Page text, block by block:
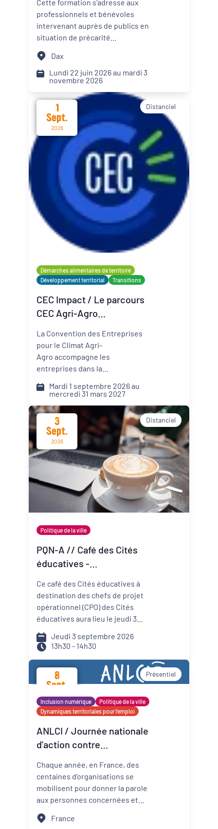
Dynamiques territoriales pour l’emploi
Transitions
Départements
Format de l'événement
Présentiel
Distanciel
Organisateur
Externe
personnes en situation de
précarité alimentaire
Cette formation s’adresse aux
professionnels et bénévoles
intervenant auprès de publics en
situation de précarité
alimentaire. Elle propose des
apports théoriques, des
échanges de pratiques et des
mises en situation afin d’intégrer
le renforcement du pouvoir
d’agir de leur public dans les
actions menées.
Dax
Lundi 22 juin 2026 au mardi 3
novembre 2026
1
Sept.
2026
Distanciel
Démarches alimentaires de territoire
Développement territorial
Transitions
CEC Impact / Le parcours
CEC Agri-Agro
Entreprises pour le Climat)
La Convention des Entreprises
pour le Climat Agri-
Agro accompagne les
entreprises dans la
face aux défis climatiques,
environnementaux et
sociétaux. Comment pérenniser
mon activité dans un monde qui
change vite ? Comment mieux
anticiper les risques et réduire
ma vulnérabilité ? Comment
construire un projet de structure
qui embarque mes
collaborateurs et mes parties
prenantes ?
Mardi 1 septembre 2026 au
mercredi 31 mars 2027
3
Sept.
2026
Distanciel
Politique de la ville
PQN-A // Café des Cités
éducatives -
prévention et la promotion
de la santé mentale
Ce café des Cités éducatives à
destination des chefs de projet
opérationnel (CPO) des Cités
éducatives aura lieu le jeudi 3
portera sur le développement
d'actions de prévention et de
promotion de la santé mentale
dans les Cités éducatives de
Jeudi 3 septembre 2026
13h30 - 14h30
8
Sept.
Présentiel
Inclusion numérique
Politique de la ville
Dynamiques territoriales pour l’emploi
ANLCI / Journée nationale
d'action contre
Chaque année, en France, des
centaines d’organisations se
mobilisent pour donner la parole
aux personnes concernées et
sur les solutions locales.
France